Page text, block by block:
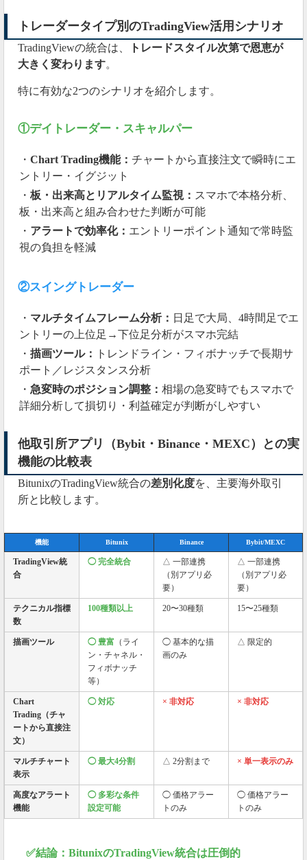
トレーダータイプ別のTradingView活用シナリオ
TradingViewの統合は、
トレードスタイル次第で恩恵が
大きく変わります。
特に有効な2つのシナリオを紹介します。
①デイトレーダー・スキャルパー
・Chart Trading機能：チャートから直接注文で瞬時にエ
ントリー・イグジット
・板・出来高とリアルタイム監視： スマホで本格分析、
板・出来高と組み合わせた判断が可能
・ アラートで効率化： エントリーポイント通知で常時監
視の負担を軽減
②スイングトレーダー
・ マルチタイムフレーム分析： 日足で大局、4時間足でエ
ントリーの上位足→下位足分析がスマホ完結
・描画ツール：
トレンドライン・フィボナッチで長期サ
ポート／レジスタンス分析
・急変時のポジション調整：相場の急変時でもスマホで
詳細分析して損切り・利益確定が判断がしやすい
他取引所アプリ（Bybit・Binance・MEXC）との実
機能の比較表
BitunixのTradingView統合の差別化度を、主要海外取引
所と比較します。
機能 Bitunix Binance Bybit/MEXC
TradingView統
合
◯ 完全統合
△ 一部連携
（別アプリ必
要）
△ 一部連携
（別アプリ必
要）
テクニカル指標
数
100種類以上 20〜30種類 15〜25種類
描画ツール ◯ 豊富 （ライ
ン・チャネル・
フィボナッチ
等）
◯ 基本的な描
画のみ
△ 限定的
Chart
Trading（チャ
ートから直接注
文）
◯ 対応 × 非対応 × 非対応
マルチチャート
表示
◯ 最大4分割 △ 2分割まで × 単一表示のみ
高度なアラート
機能
◯ 多彩な条件
設定可能
◯ 価格アラー
トのみ
◯ 価格アラー
トのみ
✅結論：BitunixのTradingView統合は圧倒的